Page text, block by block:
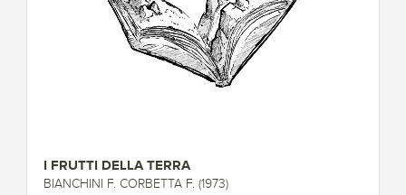
I FRUTTI DELLA TERRA
BIANCHINI F. CORBETTA F. (1973)